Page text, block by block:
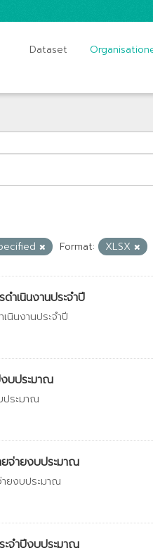
Dataset
Format: XLSX
ำเนินงานประจำปี
นินงานประจำปี
งบประมาณ
ประมาณ
จ่ายงบประมาณ
ยงบประมาณ
จำปีงบประมาณ